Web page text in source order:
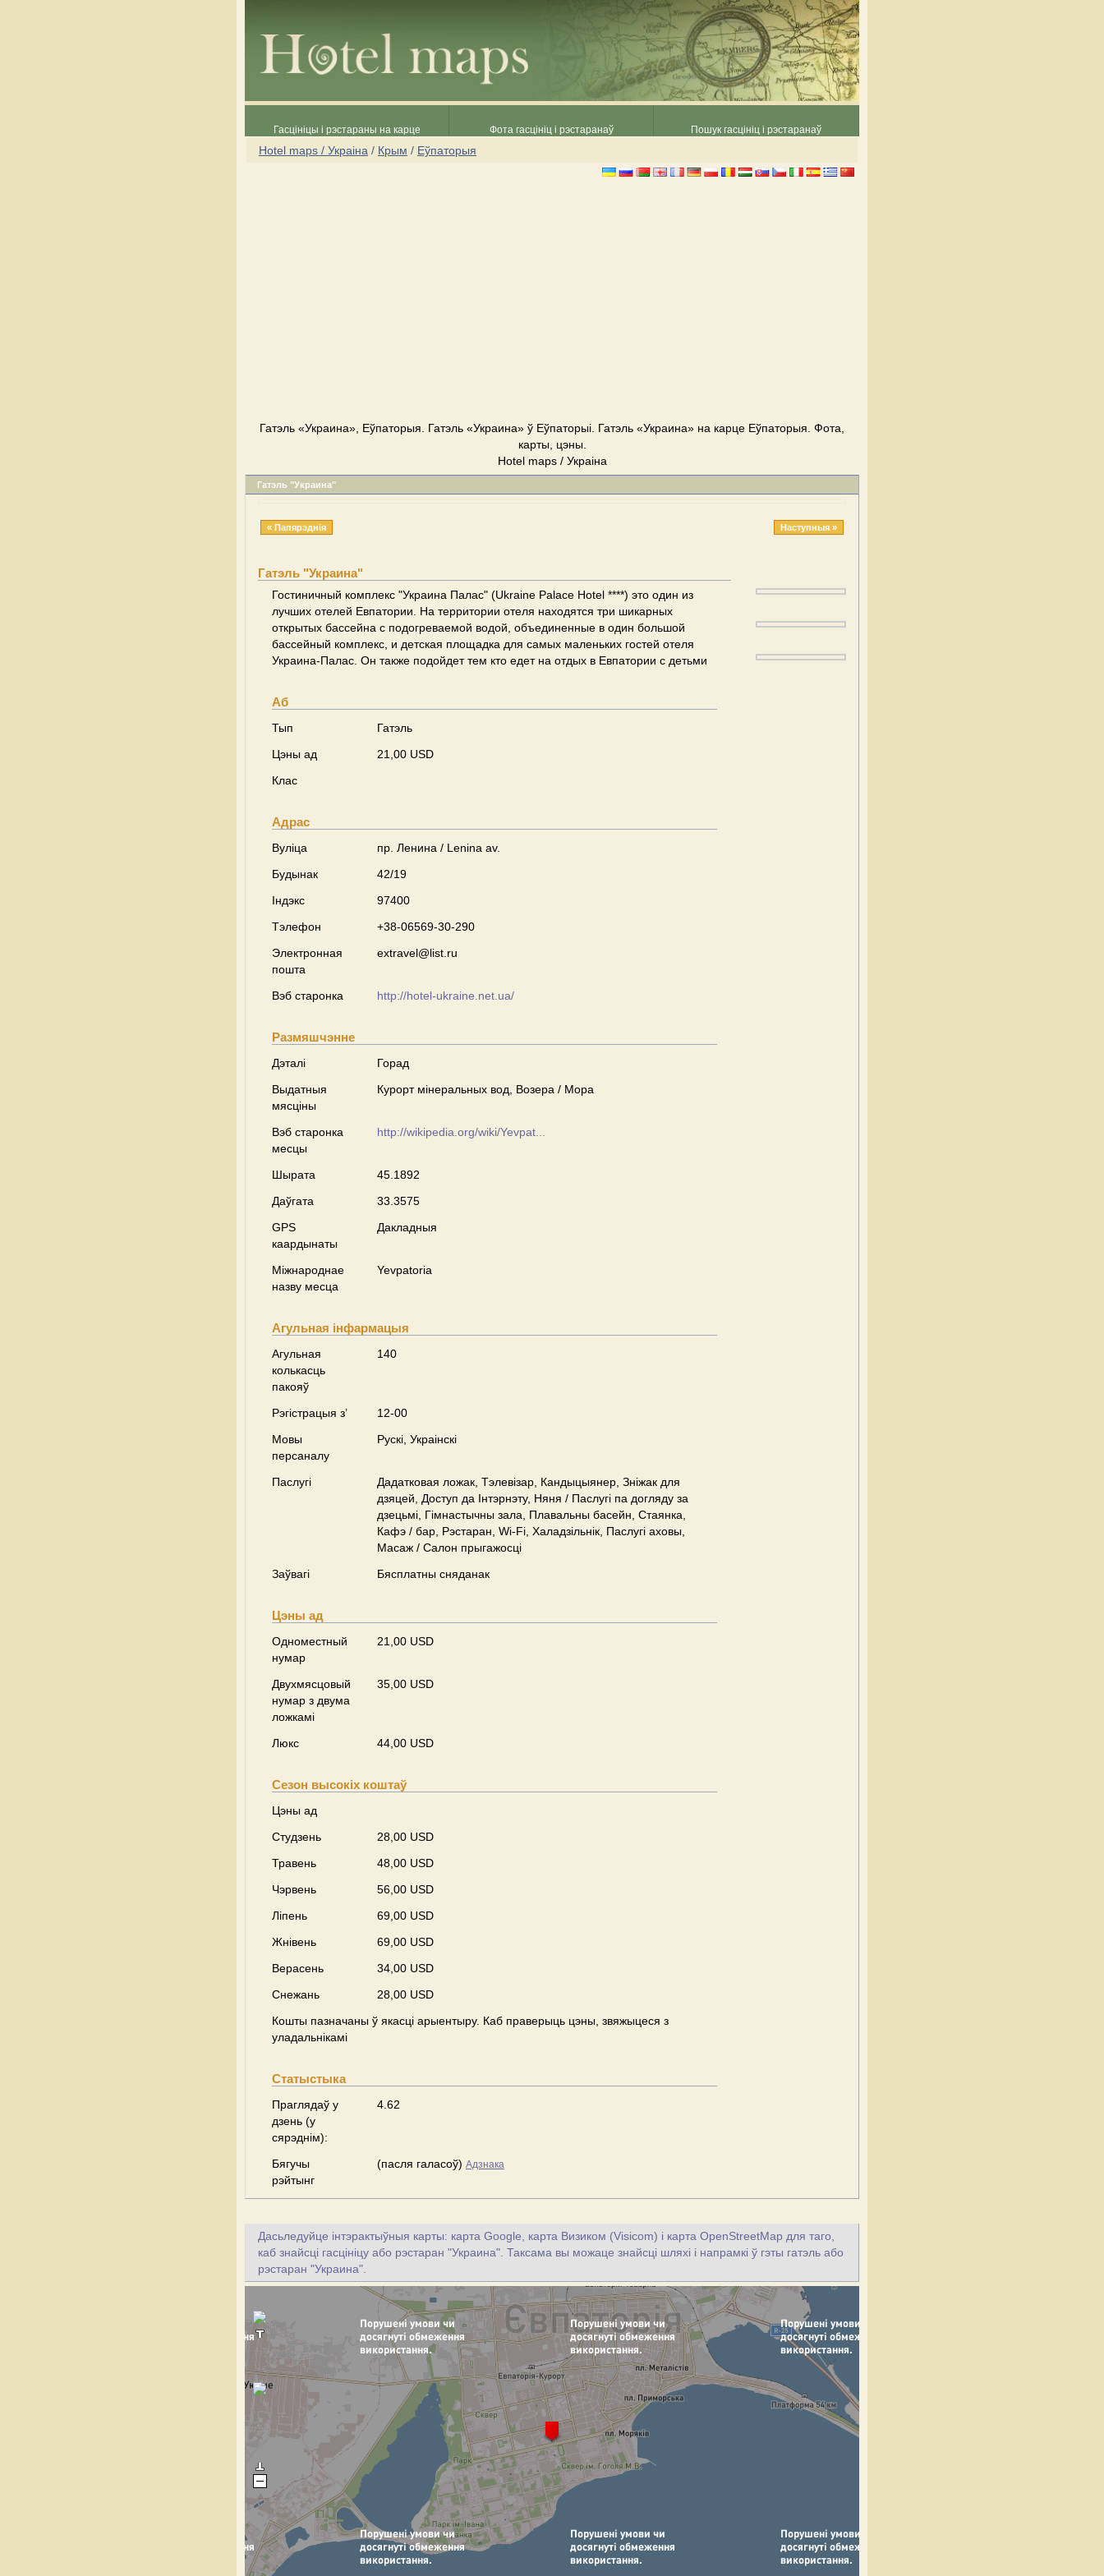
Гасцініцы і рэстараны на карце Фота гасцініц і рэстаранаў Пошук гасцініц і рэстаранаў
Hotel maps / Украіна / Крым / Еўпаторыя
Гатэль «Украина», Еўпаторыя. Гатэль «Украина» ў Еўпаторыі. Гатэль «Украина» на карце Еўпаторыя. Фота,
карты, цэны.
Hotel maps / Украіна
Гатэль "Украина"
« Папярэднія Наступныя »
Гатэль "Украина"
Гостиничный комплекс "Украина Палас" (Ukraine Palace Hotel ****) это один из
лучших отелей Евпатории. На территории отеля находятся три шикарных
открытых бассейна с подогреваемой водой, объединенные в один большой
бассейный комплекс, и детская площадка для самых маленьких гостей отеля
Украина-Палас. Он также подойдет тем кто едет на отдых в Евпатории с детьми
Аб
Тып
Гатэль
Цэны ад
21,00 USD
Клас
Адрас
Вуліца
пр. Ленина / Lenina av.
Будынак
42/19
Індэкс
97400
Тэлефон
+38-06569-30-290
Электронная
пошта
extravel@list.ru
Вэб старонка http://hotel-ukraine.net.ua/
Размяшчэнне
Дэталі
Горад
Выдатныя
мясціны
Курорт мінеральных вод, Возера / Мора
Вэб старонка
месцы
http://wikipedia.org/wiki/Yevpat...
Шырата
45.1892
Даўгата
33.3575
GPS
каардынаты
Дакладныя
Міжнароднае
назву месца
Yevpatoria
Агульная інфармацыя
Агульная
колькасць
пакояў
140
Рэгістрацыя з’
12-00
Мовы
персаналу
Рускі, Украінскі
Паслугі
Дадатковая ложак, Тэлевізар, Кандыцыянер, Зніжак для
дзяцей, Доступ да Інтэрнэту, Няня / Паслугі па догляду за
дзецьмі, Гімнастычны зала, Плавальны басейн, Стаянка,
Кафэ / бар, Рэстаран, Wi-Fi, Халадзільнік, Паслугі аховы,
Масаж / Салон прыгажосці
Заўвагі
Бясплатны сняданак
Цэны ад
Одноместный
нумар
21,00 USD
Двухмясцовый
нумар з двума
ложкамі
35,00 USD
Люкс 44,00 USD
Сезон высокіх коштаў
Цэны ад
Студзень
28,00 USD
Травень
48,00 USD
Чэрвень
56,00 USD
Ліпень
69,00 USD
Жнівень
69,00 USD
Верасень
34,00 USD
Снежань
28,00 USD
Кошты пазначаны ў якасці арыентыру. Каб праверыць цэны, звяжыцеся з
уладальнікамі
Статыстыка
Праглядаў у
дзень (у
сярэднім):
4.62
Бягучы
рэйтынг
(пасля галасоў) Адзнака
Дасьледуйце інтэрактыўныя карты: карта Google, карта Визиком (Visicom) і карта OpenStreetMap для таго,
каб знайсці гасцініцу або рэстаран "Украина". Таксама вы можаце знайсці шляхі і напрамкі ў гэты гатэль або
рэстаран "Украина".